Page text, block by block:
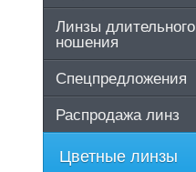
Линзы длительного
ношения
Спецпредложения
Распродажа линз
Цветные линзы